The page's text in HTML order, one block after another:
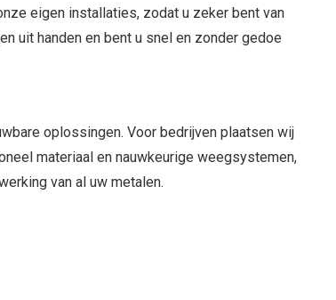
eigen installaties, zodat u zeker bent van
uit handen en bent u snel en zonder gedoe
oplossingen. Voor bedrijven plaatsen wij
materiaal en nauwkeurige weegsystemen,
van al uw metalen.